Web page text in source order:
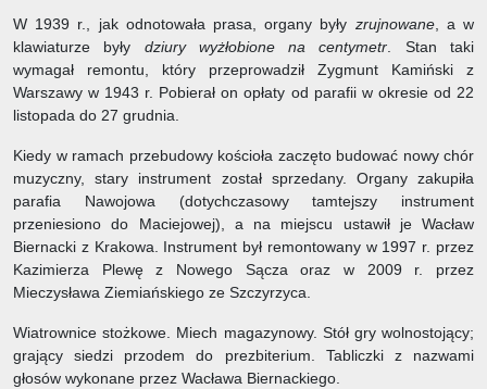
W 1939 r., jak odnotowała prasa, organy były zrujnowane, a w
klawiaturze były dziury wyżłobione na centymetr . Stan taki
wymagał remontu, który przeprowadził Zygmunt Kamiński z
Warszawy w 1943 r. Pobierał on opłaty od parafii w okresie od 22
listopada do 27 grudnia.
Kiedy w ramach przebudowy kościoła zaczęto budować nowy chór
muzyczny, stary instrument został sprzedany. Organy zakupiła
parafia Nawojowa (dotychczasowy tamtejszy instrument
przeniesiono do Maciejowej), a na miejscu ustawił je Wacław
Biernacki z Krakowa. Instrument był remontowany w 1997 r. przez
Kazimierza Plewę z Nowego Sącza oraz w 2009 r. przez
Mieczysława Ziemiańskiego ze Szczyrzyca.
Wiatrownice stożkowe. Miech magazynowy. Stół gry wolnostojący;
grający siedzi przodem do prezbiterium. Tabliczki z nazwami
głosów wykonane przez Wacława Biernackiego.